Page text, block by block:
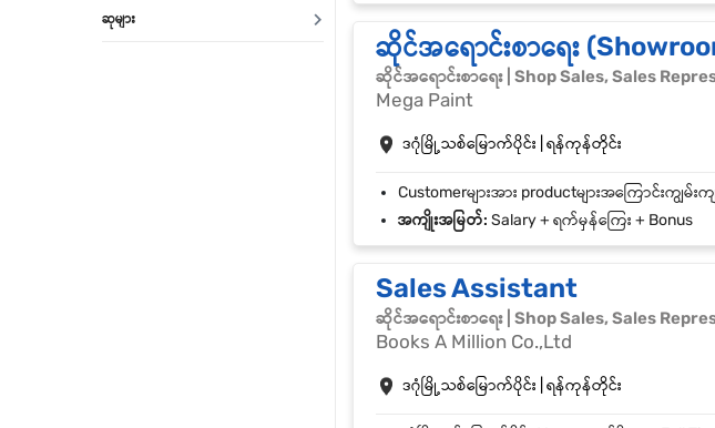
ဆုများ
ဆိုင်အရောင်းစာရေး
ဆိုင်အရောင်းစာရေး | Shop Sales, Sales
Mega Paint
ဒဂုံမြို့သစ်မြောက်ပိုင်း | ရန်ကုန်တိုင်း
အကျိုးအမြတ်: Salary + ရက်မှန်ကြေး + Bonus
Sales Assistant
ဆိုင်အရောင်းစာရေး | Shop Sales, Sales
Books A Million Co.,Ltd
ဒဂုံမြို့သစ်မြောက်ပိုင်း | ရန်ကုန်တိုင်း